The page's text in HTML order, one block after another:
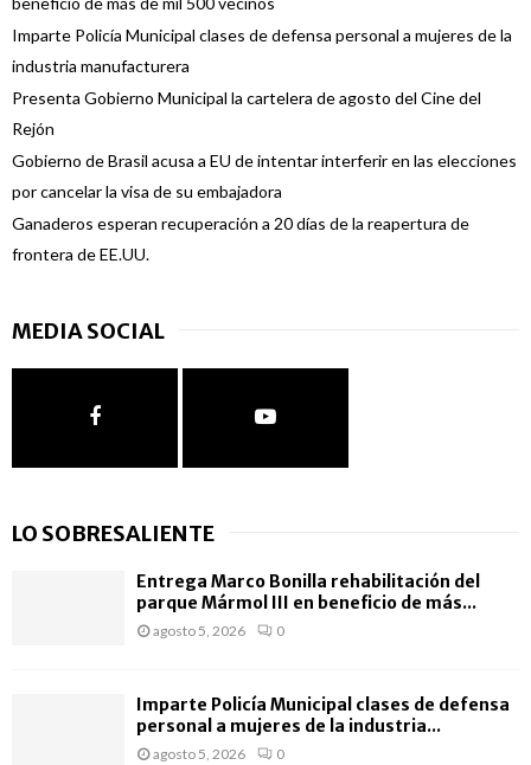
Imparte Policía Municipal clases de defensa personal a mujeres de la
industria manufacturera
Presenta Gobierno Municipal la cartelera de agosto del Cine del
Rejón
Gobierno de Brasil acusa a EU de intentar interferir en las elecciones
por cancelar la visa de su embajadora
Ganaderos esperan recuperación a 20 días de la reapertura de
frontera de EE.UU.
MEDIA SOCIAL
LO SOBRESALIENTE
Entrega Marco Bonilla rehabilitación del
parque Mármol III en beneficio de más...
agosto 5, 2026 0
Imparte Policía Municipal clases de defensa
personal a mujeres de la industria...
agosto 5, 2026 0